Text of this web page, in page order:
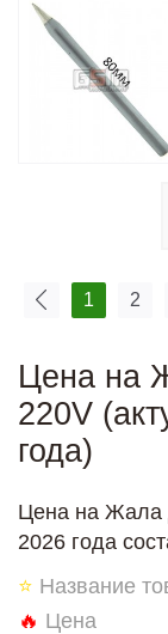
1 2
Цена на
220V
года)
Цена на Жала
2026 года
⭐ Название
🔥 Цена